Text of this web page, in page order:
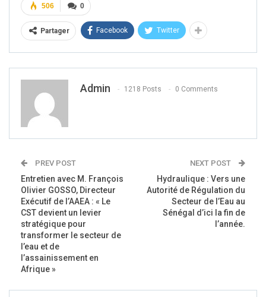
0
506
Partager Facebook Twitter
Admin 1218 Posts 0 Comments
PREV POST
Entretien avec M. François
Olivier GOSSO, Directeur
Exécutif de l’AAEA : « Le
CST devient un levier
stratégique pour
transformer le secteur de
l’eau et de
l’assainissement en
Afrique »
NEXT POST
Hydraulique : Vers une
Autorité de Régulation du
Secteur de l’Eau au
Sénégal d’ici la fin de
l’année.